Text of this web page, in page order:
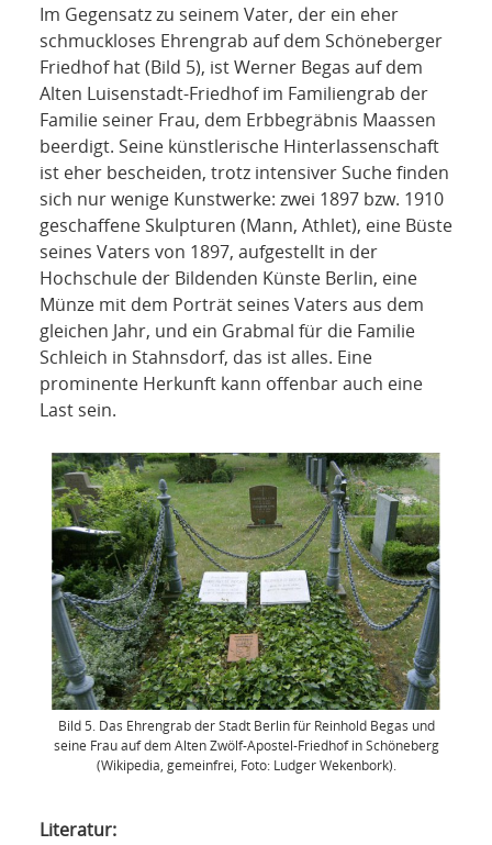
Im Gegensatz zu seinem Vater, der ein eher
schmuckloses Ehrengrab auf dem Schöneberger
Friedhof hat (Bild 5), ist Werner Begas auf dem
Alten Luisenstadt-Friedhof im Familiengrab der
Familie seiner Frau, dem Erbbegräbnis Maassen
beerdigt. Seine künstlerische Hinterlassenschaft
ist eher bescheiden, trotz intensiver Suche finden
sich nur wenige Kunstwerke: zwei 1897 bzw. 1910
geschaffene Skulpturen (Mann, Athlet), eine Büste
seines Vaters von 1897, aufgestellt in der
Hochschule der Bildenden Künste Berlin, eine
Münze mit dem Porträt seines Vaters aus dem
gleichen Jahr, und ein Grabmal für die Familie
Schleich in Stahnsdorf, das ist alles. Eine
prominente Herkunft kann offenbar auch eine
Last sein.
Bild 5. Das Ehrengrab der Stadt Berlin für Reinhold Begas und
seine Frau auf dem Alten Zwölf-Apostel-Friedhof in Schöneberg
(Wikipedia, gemeinfrei, Foto: Ludger Wekenbork).
Literatur: